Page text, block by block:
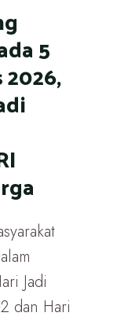
5
Jadi
dan Hari